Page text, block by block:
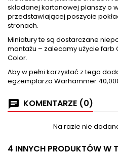
składanej kartonowej planszy o
przedstawiającej poszycie
stronach.
Miniatury te są dostarczane
montażu – zalecamy użycie farb
Color.
Aby w pełni korzystać z tego
egzemplarza Warhammer
KOMENTARZE (0)
Na razie nie
4 INNYCH PRODUKTÓW W